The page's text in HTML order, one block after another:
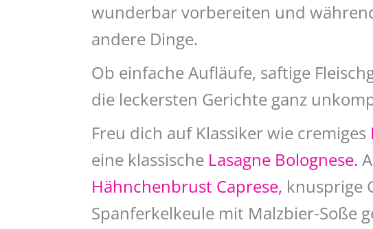
wunderbar vorbereiten und
andere Dinge.
Ob einfache Aufläufe, saftige
die leckersten Gerichte ganz
Freu dich auf Klassiker wie cremiges
eine klassische Lasagne Bolognese.
Hähnchenbrust Caprese, knusprige
Spanferkelkeule mit Malzbier-Soße